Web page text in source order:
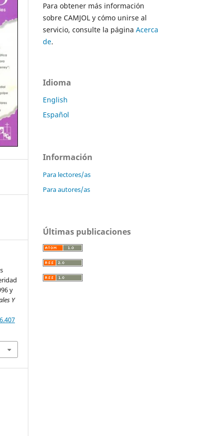
y
Y
Para obtener más información
sobre CAMJOL y cómo unirse al
servicio, consulte la página Acerca
de.
Idioma
English
Español
Información
Para lectores/as
Para autores/as
Últimas publicaciones